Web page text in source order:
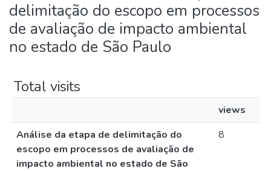
delimitação do escopo em processos
de avaliação de impacto ambiental
no estado de São Paulo
Total visits
views
Análise da etapa de delimitação do
escopo em processos de avaliação de
impacto ambiental no estado de São
8